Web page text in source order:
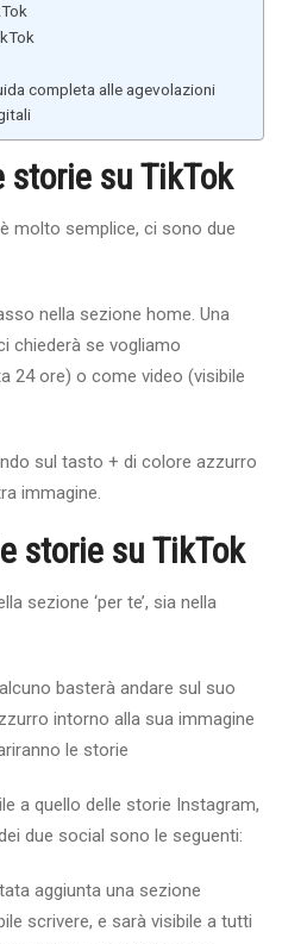
completa alle agevolazioni
storie su TikTok
molto semplice, ci sono due
nella sezione home. Una
chiederà se vogliamo
24 ore) o come video (visibile
sul tasto + di colore azzurro
immagine.
storie su TikTok
sezione ‘per te’, sia nella
basterà andare sul suo
intorno alla sua immagine
le storie
a quello delle storie Instagram,
due social sono le seguenti:
aggiunta una sezione
scrivere, e sarà visibile a tutti